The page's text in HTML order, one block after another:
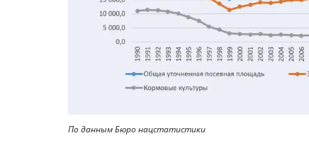
По данным Бюро нацстатистики